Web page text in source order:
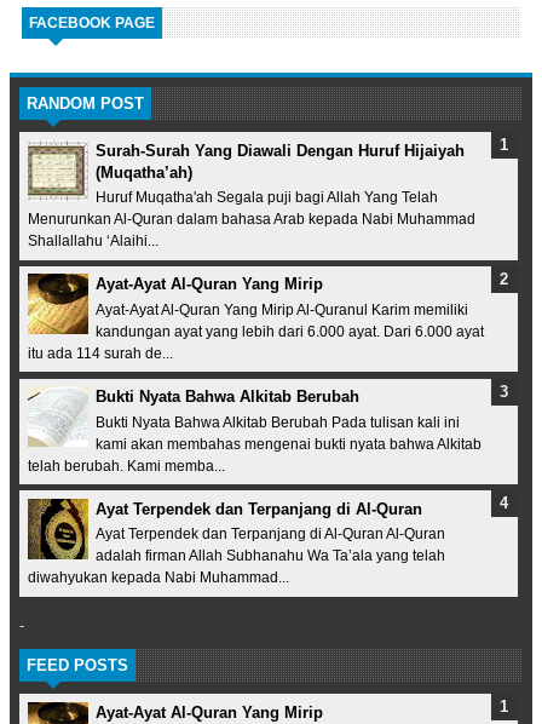
FACEBOOK PAGE
RANDOM POST
Surah-Surah Yang Diawali Dengan Huruf Hijaiyah
(Muqatha’ah)
Huruf Muqatha'ah Segala puji bagi Allah Yang Telah
Menurunkan Al-Quran dalam bahasa Arab kepada Nabi Muhammad
Shallallahu ‘Alaihi...
Ayat-Ayat Al-Quran Yang Mirip
Ayat-Ayat Al-Quran Yang Mirip Al-Quranul Karim memiliki
kandungan ayat yang lebih dari 6.000 ayat. Dari 6.000 ayat
itu ada 114 surah de...
Bukti Nyata Bahwa Alkitab Berubah
Bukti Nyata Bahwa Alkitab Berubah Pada tulisan kali ini
kami akan membahas mengenai bukti nyata bahwa Alkitab
telah berubah. Kami memba...
Ayat Terpendek dan Terpanjang di Al-Quran
Ayat Terpendek dan Terpanjang di Al-Quran Al-Quran
adalah firman Allah Subhanahu Wa Ta’ala yang telah
diwahyukan kepada Nabi Muhammad...
-
FEED POSTS
Ayat-Ayat Al-Quran Yang Mirip